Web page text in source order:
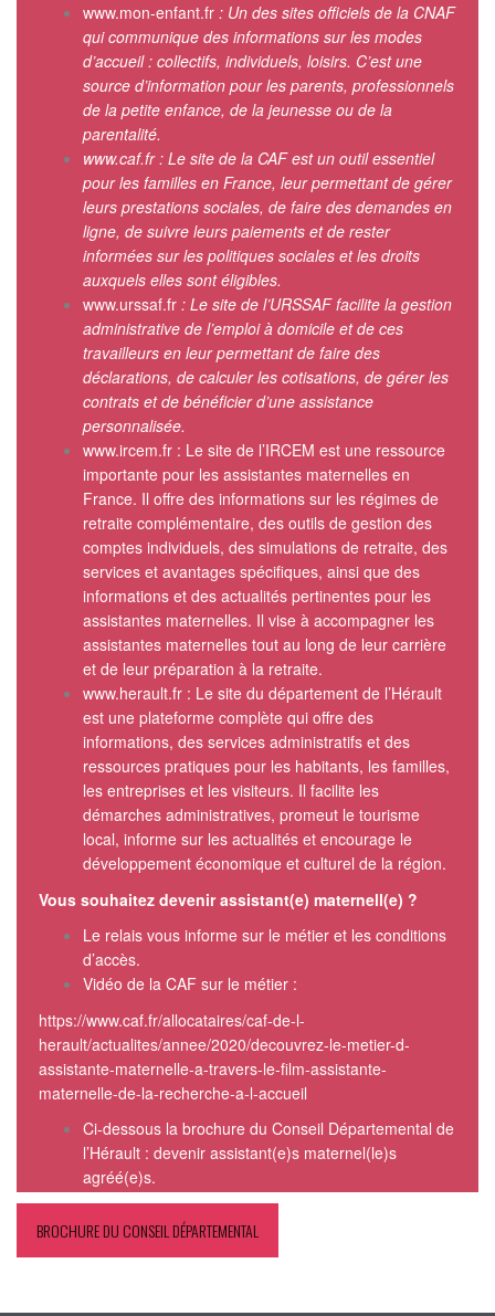
www.mon-enfant.fr : Un des sites officiels de la CNAF
qui communique des informations sur les modes
d’accueil : collectifs, individuels, loisirs. C’est une
source d’information pour les parents, professionnels
de la petite enfance, de la jeunesse ou de la
parentalité.
www.caf.fr: Le site de la CAF est un outil essentiel
pour les familles en France, leur permettant de gérer
leurs prestations sociales, de faire des demandes en
ligne, de suivre leurs paiements et de rester
informées sur les politiques sociales et les droits
auxquels elles sont éligibles.
www.urssaf.fr : Le site de l’URSSAF facilite la gestion
administrative de l’emploi à domicile et de ces
travailleurs en leur permettant de faire des
déclarations, de calculer les cotisations, de gérer les
contrats et de bénéficier d’une assistance
personnalisée.
www.ircem.fr : Le site de l’IRCEM est une ressource
importante pour les assistantes maternelles en
France. Il offre des informations sur les régimes de
retraite complémentaire, des outils de gestion des
comptes individuels, des simulations de retraite, des
services et avantages spécifiques, ainsi que des
informations et des actualités pertinentes pour les
assistantes maternelles. Il vise à accompagner les
assistantes maternelles tout au long de leur carrière
et de leur préparation à la retraite.
www.herault.fr : Le site du département de l’Hérault
est une plateforme complète qui offre des
informations, des services administratifs et des
ressources pratiques pour les habitants, les familles,
les entreprises et les visiteurs. Il facilite les
démarches administratives, promeut le tourisme
local, informe sur les actualités et encourage le
développement économique et culturel de la région.
Vous souhaitez devenir assistant(e) maternell(e) ?
Le relais vous informe sur le métier et les conditions
d’accès.
Vidéo de la CAF sur le métier :
https://www.caf.fr/allocataires/caf-de-l-
herault/actualites/annee/2020/decouvrez-le-metier-d-
assistante-maternelle-a-travers-le-film-assistante-
maternelle-de-la-recherche-a-l-accueil
Ci-dessous la brochure du Conseil Départemental de
l’Hérault : devenir assistant(e)s maternel(le)s
agréé(e)s.
BROCHURE DU CONSEIL DÉPARTEMENTAL